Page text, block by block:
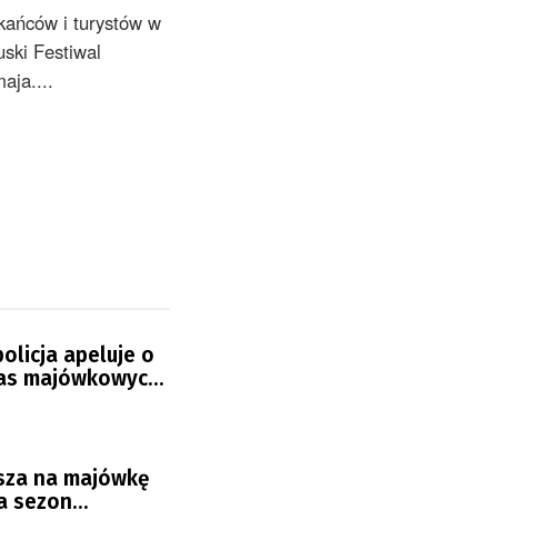
i turystów w
Festiwal
apeluje o
majówkowych
na majówkę
sezon